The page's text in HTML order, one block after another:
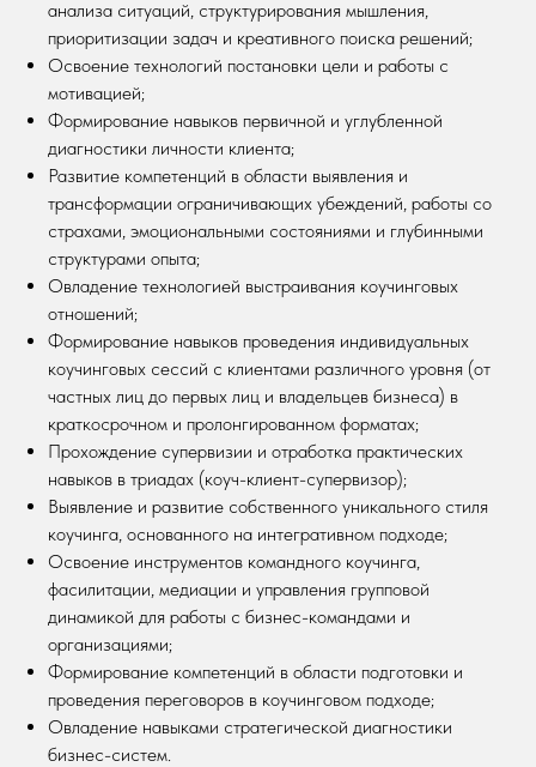
анализа ситуаций, структурирования мышления,
приоритизации задач и креативного поиска решений;
Освоение технологий постановки цели и работы с
мотивацией;
Формирование навыков первичной и углубленной
диагностики личности клиента;
Развитие компетенций в области выявления и
трансформации ограничивающих убеждений, работы со
страхами, эмоциональными состояниями и глубинными
структурами опыта;
Овладение технологией выстраивания коучинговых
отношений;
Формирование навыков проведения индивидуальных
коучинговых сессий с клиентами различного уровня (от
частных лиц до первых лиц и владельцев бизнеса) в
краткосрочном и пролонгированном форматах;
Прохождение супервизии и отработка практических
навыков в триадах (коуч-клиент-супервизор);
Выявление и развитие собственного уникального стиля
коучинга, основанного на интегративном подходе;
Освоение инструментов командного коучинга,
фасилитации, медиации и управления групповой
динамикой для работы с бизнес-командами и
организациями;
Формирование компетенций в области подготовки и
проведения переговоров в коучинговом подходе;
Овладение навыками стратегической диагностики
бизнес-систем.